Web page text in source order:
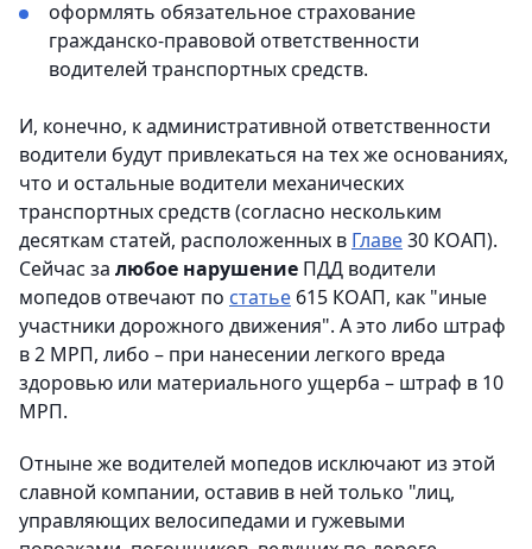
оформлять обязательное страхование
гражданско-правовой ответственности
водителей транспортных средств.
И, конечно, к административной ответственности
водители будут привлекаться на тех же основаниях,
что и остальные водители механических
транспортных средств (согласно нескольким
десяткам статей, расположенных в Главе30 КОАП).
Сейчас за любое нарушение ПДД водители
мопедов отвечают по статье 615 КОАП, как "иные
участники дорожного движения". А это либо штраф
в 2 МРП, либо – при нанесении легкого вреда
здоровью или материального ущерба – штраф в 10
МРП.
Отныне же водителей мопедов исключают из этой
славной компании, оставив в ней только "лиц,
управляющих велосипедами и гужевыми